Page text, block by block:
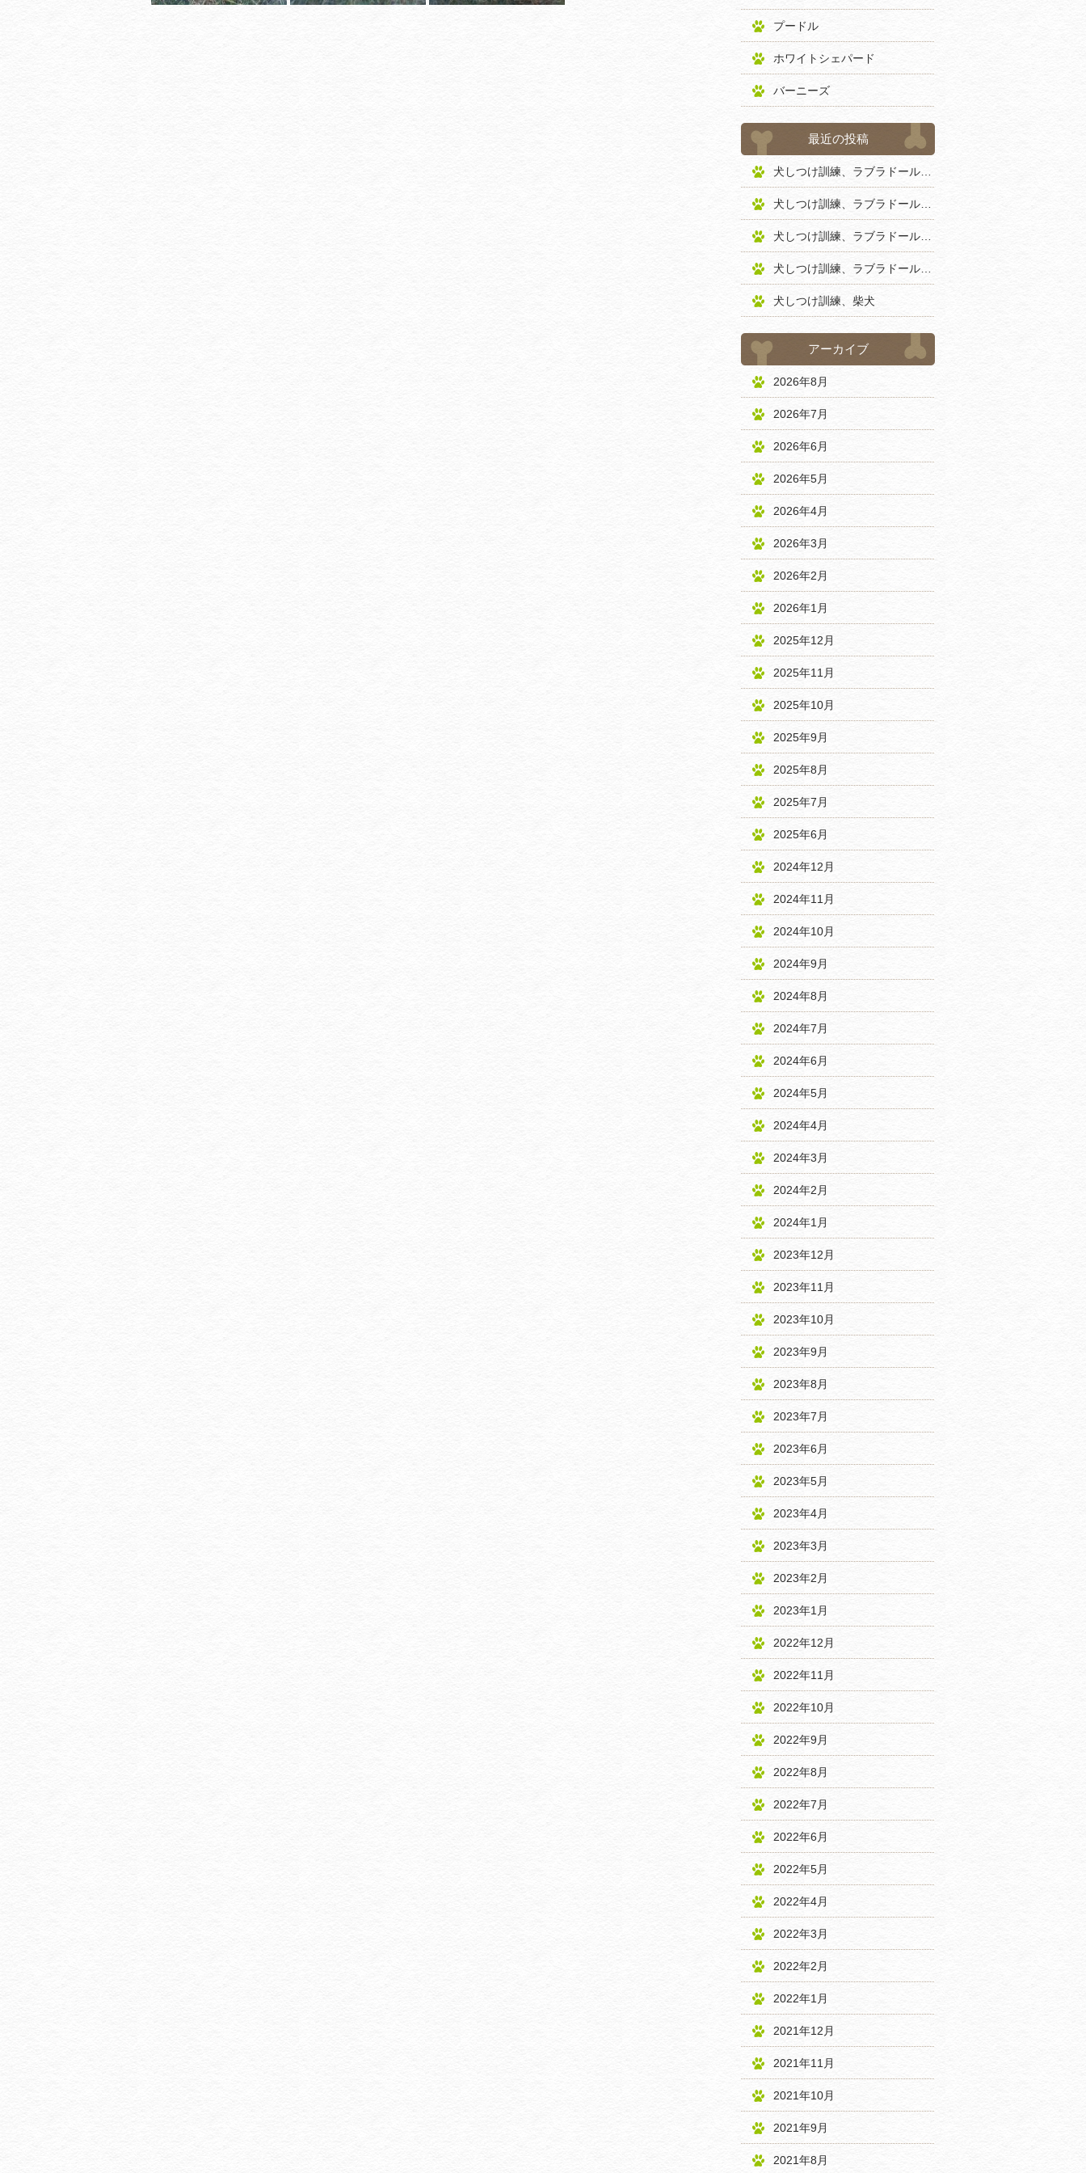
プードル
ホワイトシェパード
バーニーズ
最近の投稿
犬しつけ訓練、柴犬
アーカイブ
2026年8月
2026年7月
2026年6月
2026年5月
2026年4月
2026年3月
2026年2月
2026年1月
2025年12月
2025年11月
2025年10月
2025年9月
2025年8月
2025年7月
2025年6月
2024年12月
2024年11月
2024年10月
2024年9月
2024年8月
2024年7月
2024年6月
2024年5月
2024年4月
2024年3月
2024年2月
2024年1月
2023年12月
2023年11月
2023年10月
2023年9月
2023年8月
2023年7月
2023年6月
2023年5月
2023年4月
2023年3月
2023年2月
2023年1月
2022年12月
2022年11月
2022年10月
2022年9月
2022年8月
2022年7月
2022年6月
2022年5月
2022年4月
2022年3月
2022年2月
2022年1月
2021年12月
2021年11月
2021年10月
2021年9月
2021年8月